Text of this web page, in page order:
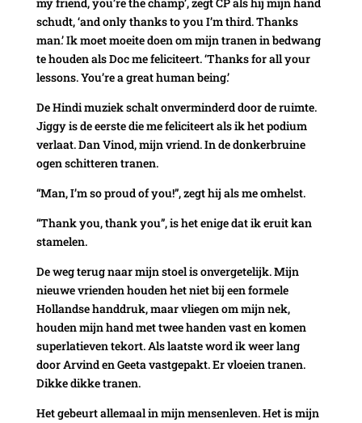
schudt, ‘and only thanks to you I’m third. Thanks
man.’ Ik moet moeite doen om mijn tranen in bedwang
te houden als Doc me feliciteert. ‘Thanks for all your
lessons. You’re a great human being.’
De Hindi muziek schalt onverminderd door de ruimte.
Jiggy is de eerste die me feliciteert als ik het podium
verlaat. Dan Vinod, mijn vriend. In de donkerbruine
ogen schitteren tranen.
“Man, I’m so proud of you!”, zegt hij als me omhelst.
“Thank you, thank you”, is het enige dat ik eruit kan
stamelen.
De weg terug naar mijn stoel is onvergetelijk. Mijn
nieuwe vrienden houden het niet bij een formele
Hollandse handdruk, maar vliegen om mijn nek,
houden mijn hand met twee handen vast en komen
superlatieven tekort. Als laatste word ik weer lang
door Arvind en Geeta vastgepakt. Er vloeien tranen.
Dikke dikke tranen.
Het gebeurt allemaal in mijn mensenleven. Het is mijn